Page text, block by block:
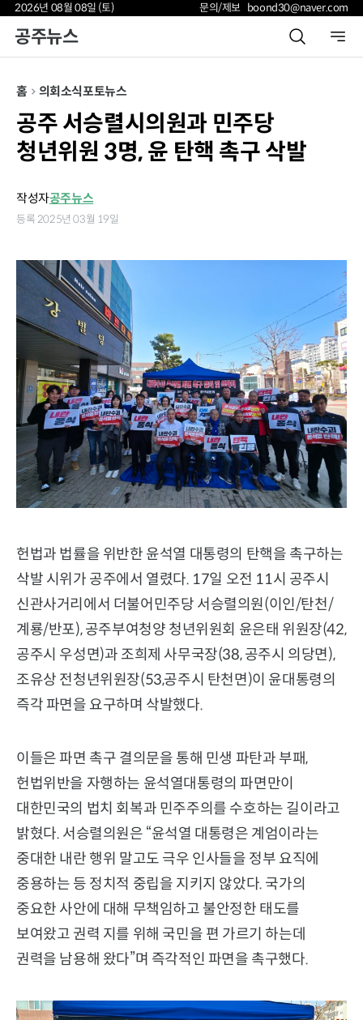
2026년 08월 08일 (토) 문의/제보 boond30@naver.com
공주뉴스
홈 의회소식포토뉴스
공주 서승렬시의원과 민주당
청년위원 3명, 윤 탄핵 촉구 삭발
작성자공주뉴스
등록 2025년 03월 19일
헌법과 법률을 위반한 윤석열 대통령의 탄핵을 촉구하는
삭발 시위가 공주에서 열렸다. 17일 오전 11시 공주시
신관사거리에서 더불어민주당 서승렬의원(이인/탄천/
계룡/반포), 공주부여청양 청년위원회 윤은태 위원장(42,
공주시 우성면)과 조희제 사무국장(38, 공주시 의당면),
조유상 전청년위원장(53,공주시 탄천면)이 윤대통령의
즉각 파면을 요구하며 삭발했다.
이들은 파면 촉구 결의문을 통해 민생 파탄과 부패,
헌법위반을 자행하는 윤석열대통령의 파면만이
대한민국의 법치 회복과 민주주의를 수호하는 길이라고
밝혔다. 서승렬의원은 “윤석열 대통령은 계엄이라는
중대한 내란 행위 말고도 극우 인사들을 정부 요직에
중용하는 등 정치적 중립을 지키지 않았다. 국가의
중요한 사안에 대해 무책임하고 불안정한 태도를
보여왔고 권력 지를 위해 국민을 편 가르기 하는데
권력을 남용해 왔다”며 즉각적인 파면을 촉구했다.